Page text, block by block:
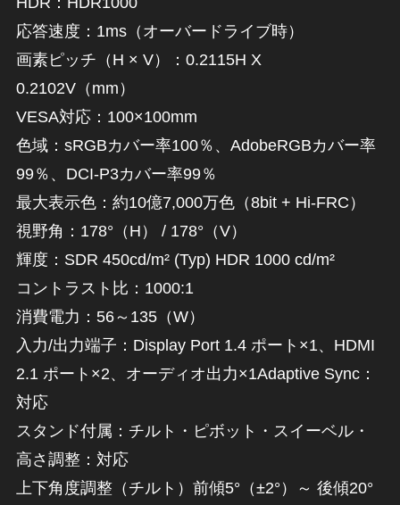
応答速度：1ms（オーバードライブ時）
画素ピッチ（H × V）：0.2115H X
0.2102V（mm）
VESA対応：100×100mm
色域：sRGBカバー率100％、AdobeRGBカバー率
99％、DCI-P3カバー率99％
最大表示色：約10億7,000万色（8bit + Hi-FRC）
視野角：178°（H） / 178°（V）
輝度：SDR 450cd/m² (Typ) HDR 1000 cd/m²
コントラスト比：1000:1
消費電力：56～135（W）
入力/出力端子：Display Port 1.4 ポート×1、HDMI
2.1 ポート×2、オーディオ出力×1Adaptive Sync：
対応
スタンド付属：チルト・ピボット・スイーベル・
高さ調整：対応
上下角度調整（チルト）前傾5°（±2°）～ 後傾20°